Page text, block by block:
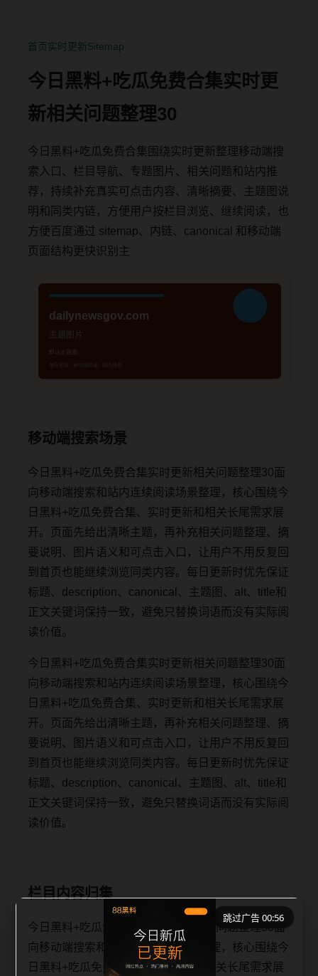
首页实时更新Sitemap
今日黑料+吃瓜免费合集实时更
新相关问题整理30
今日黑料+吃瓜免费合集围绕实时更新整理移动端搜
索入口、栏目导航、专题图片、相关问题和站内推
荐，持续补充真实可点击内容、清晰摘要、主题图说
明和同类内链，方便用户按栏目浏览、继续阅读，也
方便百度通过 sitemap、内链、canonical 和移动端
页面结构更快识别主
移动端搜索场景
今日黑料+吃瓜免费合集实时更新相关问题整理30面
向移动端搜索和站内连续阅读场景整理，核心围绕今
日黑料+吃瓜免费合集、实时更新和相关长尾需求展
开。页面先给出清晰主题，再补充相关问题整理、摘
要说明、图片语义和可点击入口，让用户不用反复回
到首页也能继续浏览同类内容。每日更新时优先保证
标题、description、canonical、主题图、alt、title和
正文关键词保持一致，避免只替换词语而没有实际阅
读价值。
今日黑料+吃瓜免费合集实时更新相关问题整理30面
向移动端搜索和站内连续阅读场景整理，核心围绕今
日黑料+吃瓜免费合集、实时更新和相关长尾需求展
开。页面先给出清晰主题，再补充相关问题整理、摘
要说明、图片语义和可点击入口，让用户不用反复回
到首页也能继续浏览同类内容。每日更新时优先保证
标题、description、canonical、主题图、alt、title和
正文关键词保持一致，避免只替换词语而没有实际阅
读价值。
栏目内容归集
今日黑料+吃瓜免费合集实时更新相关问题整理30面
向移动端搜索和站内连续阅读场景整理，核心围绕今
日黑料+吃瓜免费合集、实时更新和相关长尾需求展
跳过广告 00:56